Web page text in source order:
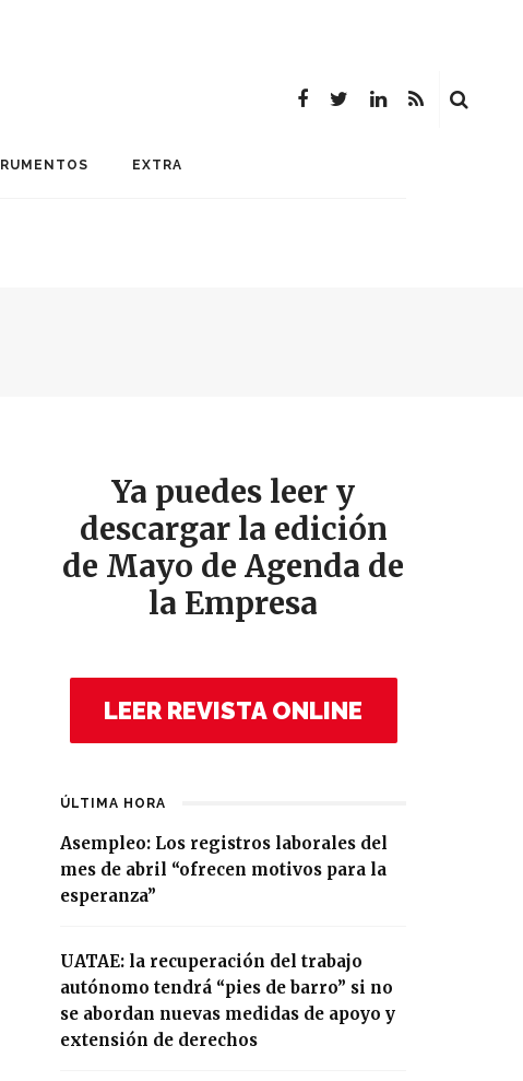
EXTRA
Ya puedes leer y
descargar la edición
de Mayo de Agenda de
la Empresa
LEER REVISTA ONLINE
ÚLTIMA HORA
Asempleo: Los registros laborales del
mes de abril “ofrecen motivos para la
esperanza”
UATAE: la recuperación del trabajo
autónomo tendrá “pies de barro” si no
se abordan nuevas medidas de apoyo y
extensión de derechos